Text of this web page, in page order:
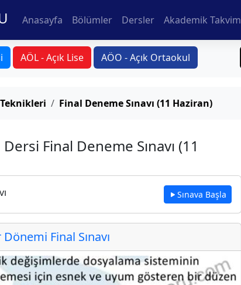
Anasayfa Bölümler Dersler Akademik Takvim
AÖL - Açık Lise AÖO - Açık Ortaokul
Teknikleri Final Deneme Sınavı (11 Haziran)
Final Deneme Sınavı (11
Sınava Başla
Final Sınavı